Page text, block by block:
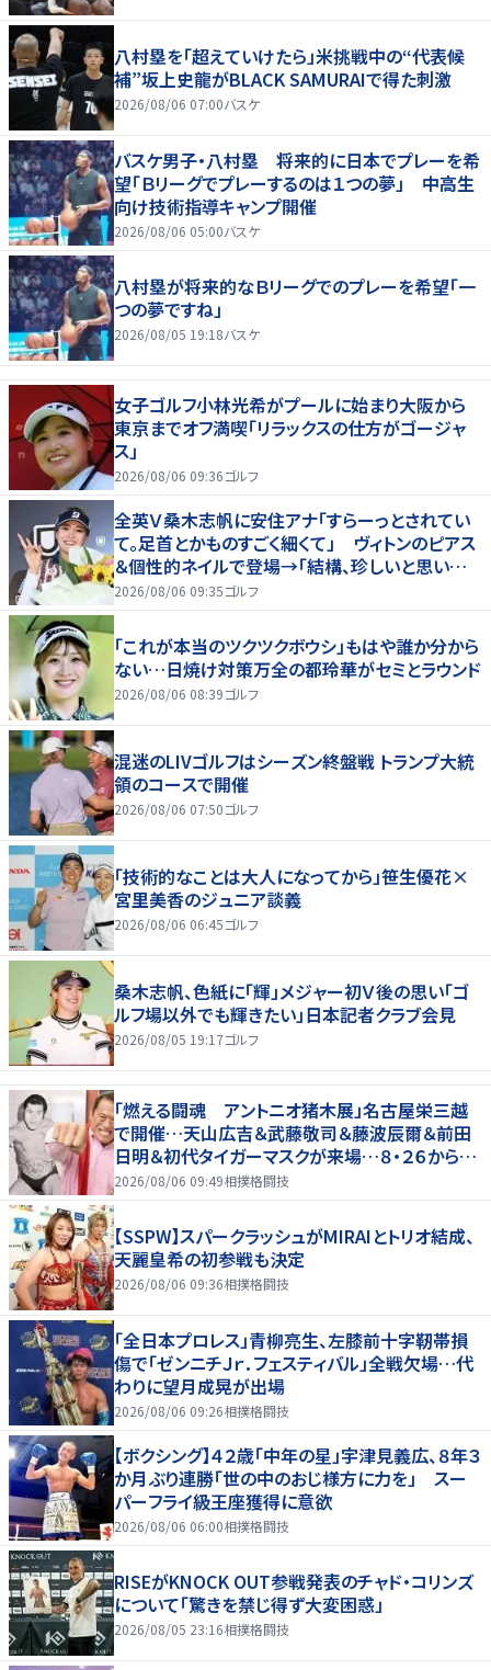
八村塁を「超えていけたら」米挑戦中の“代表候
補”坂上史龍がBLACK SAMURAIで得た刺激
2026/08/06 07:00バスケ
バスケ男子・八村塁 将来的に日本でプレーを希
望「Ｂリーグでプレーするのは１つの夢」 中高生
向け技術指導キャンプ開催
2026/08/06 05:00バスケ
八村塁が将来的なＢリーグでのプレーを希望「一
つの夢ですね」
2026/08/05 19:18バスケ
女子ゴルフ小林光希がプールに始まり大阪から
東京までオフ満喫「リラックスの仕方がゴージャ
ス」
2026/08/06 09:36ゴルフ
全英Ｖ桑木志帆に安住アナ「すらーっとされてい
て。足首とかものすごく細くて」 ヴィトンのピアス
＆個性的ネイルで登場→「結構、珍しいと思いま
す」
2026/08/06 09:35ゴルフ
「これが本当のツクツクボウシ」もはや誰か分から
ない…日焼け対策万全の都玲華がセミとラウンド
2026/08/06 08:39ゴルフ
混迷のLIVゴルフはシーズン終盤戦 トランプ大統
領のコースで開催
2026/08/06 07:50ゴルフ
「技術的なことは大人になってから」笹生優花×
宮里美香のジュニア談義
2026/08/06 06:45ゴルフ
桑木志帆、色紙に「輝」メジャー初Ｖ後の思い「ゴ
ルフ場以外でも輝きたい」日本記者クラブ会見
2026/08/05 19:17ゴルフ
「燃える闘魂 アントニオ猪木展」名古屋栄三越
で開催…天山広吉＆武藤敬司＆藤波辰爾＆前田
日明＆初代タイガーマスクが来場…８・２６から９・
７まで
2026/08/06 09:49相撲格闘技
【SSPW】スパークラッシュがMIRAIとトリオ結成、
天麗皇希の初参戦も決定
2026/08/06 09:36相撲格闘技
「全日本プロレス」青柳亮生、左膝前十字靭帯損
傷で「ゼンニチＪｒ．フェスティバル」全戦欠場…代
わりに望月成晃が出場
2026/08/06 09:26相撲格闘技
【ボクシング】４２歳「中年の星」宇津見義広、８年３
か月ぶり連勝「世の中のおじ様方に力を」 スー
パーフライ級王座獲得に意欲
2026/08/06 06:00相撲格闘技
RISEがKNOCK OUT参戦発表のチャド・コリンズ
について「驚きを禁じ得ず大変困惑」
2026/08/05 23:16相撲格闘技